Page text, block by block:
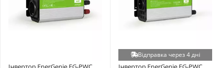
Відправка через 4 дні